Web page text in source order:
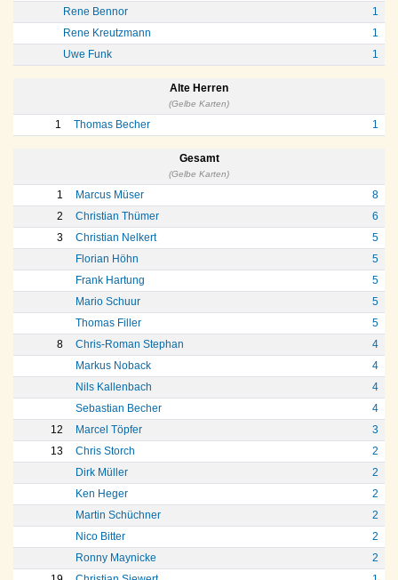
Rene Bennor
1
Rene Kreutzmann
1
Uwe Funk
1
Alte Herren
(Gelbe Karten)
1 Thomas Becher 1
Gesamt
(Gelbe Karten)
1 Marcus Müser
8
2
Christian Thümer
6
3
Christian Nelkert
5
Florian Höhn
5
Frank Hartung
5
Mario Schuur
5
Thomas Filler
5
8
Chris-Roman Stephan
4
Markus Noback
4
Nils Kallenbach
4
Sebastian Becher
4
12
Marcel Töpfer
3
13
Chris Storch
2
Dirk Müller
2
Ken Heger
2
Martin Schüchner
2
Nico Bitter
2
Ronny Maynicke
2